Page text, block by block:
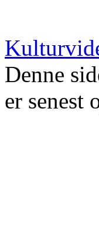
Denne
er senest